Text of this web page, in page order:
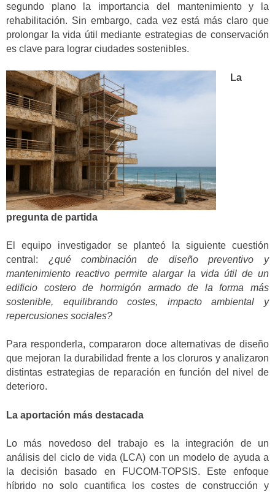
segundo plano la importancia del mantenimiento y la
rehabilitación. Sin embargo, cada vez está más claro que
prolongar la vida útil mediante estrategias de conservación
es clave para lograr ciudades sostenibles.
La
pregunta de partida
El equipo investigador se planteó la siguiente cuestión
central: ¿qué combinación de diseño preventivo y
mantenimiento reactivo permite alargar la vida útil de un
edificio costero de hormigón armado de la forma más
sostenible, equilibrando costes, impacto ambiental y
repercusiones sociales?
Para responderla, compararon doce alternativas de diseño
que mejoran la durabilidad frente a los cloruros y analizaron
distintas estrategias de reparación en función del nivel de
deterioro.
La aportación más destacada
Lo más novedoso del trabajo es la integración de un
análisis del ciclo de vida (LCA) con un modelo de ayuda a
la decisión basado en FUCOM-TOPSIS. Este enfoque
híbrido no solo cuantifica los costes de construcción y